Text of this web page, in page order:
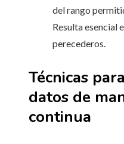
del rango
Resulta esencial
perecederos.
Técnicas
datos de
continua